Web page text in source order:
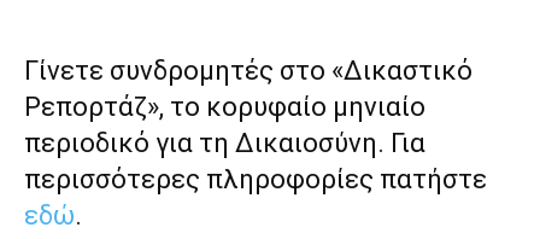
Γίνετε συνδρομητές στο «Δικαστικό
Ρεπορτάζ», το κορυφαίο μηνιαίο
περιοδικό για τη Δικαιοσύνη. Για
περισσότερες πληροφορίες πατήστε
εδώ.